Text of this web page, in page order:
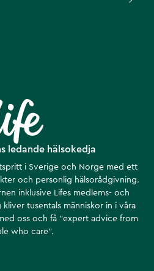
ledande hälsokedja
i Sverige och Norge med ett
och personlig hälsorådgivning.
inklusive Lifes medlems- och
tusentals människor in i våra
oss och få ”expert advice from
who care”.